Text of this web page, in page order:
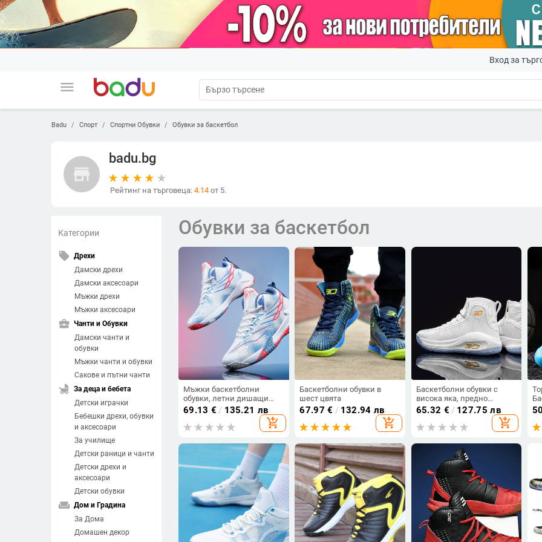
menu
Вход за
Badu Спорт Спортни Обувки Обувки за баскетбол
store
badu.bg
Рейтинг на търговеца: 4.14 от 5.
Категории
local_offer Дрехи
Дамски дрехи
Дамски аксесоари
Мъжки дрехи
Мъжки аксесоари
business_center Чанти и Обувки
Дамски чанти и
обувки
Мъжки чанти и обувки
Сакове и пътни чанти
child_friendly За деца и бебета
Детски играчки
Бебешки дрехи, обувки
и аксесоари
За училище
Детски раници и чанти
Детски дрехи и
аксесоари
Детски обувки
weekend Дом и Градина
За Дома
Домашен декор
Обувки за баскетбол
Мъжки баскетболни
обувки, летни дишащи
спортни обувки с дишаща
технология, размер 47–48
69.13 € / 135.21 лв
add_shopping_cart
Баскетболни обувки в
шест цвята
67.97 € / 132.94 лв
add_shopping_cart
Баскетболни обувки с
висока яка, предно
връзване, дишаща
мрежеста горна част, леки
и издръжливи, гумена
подхлъзване
65.32 € / 127.75 лв
add_shopping_cart